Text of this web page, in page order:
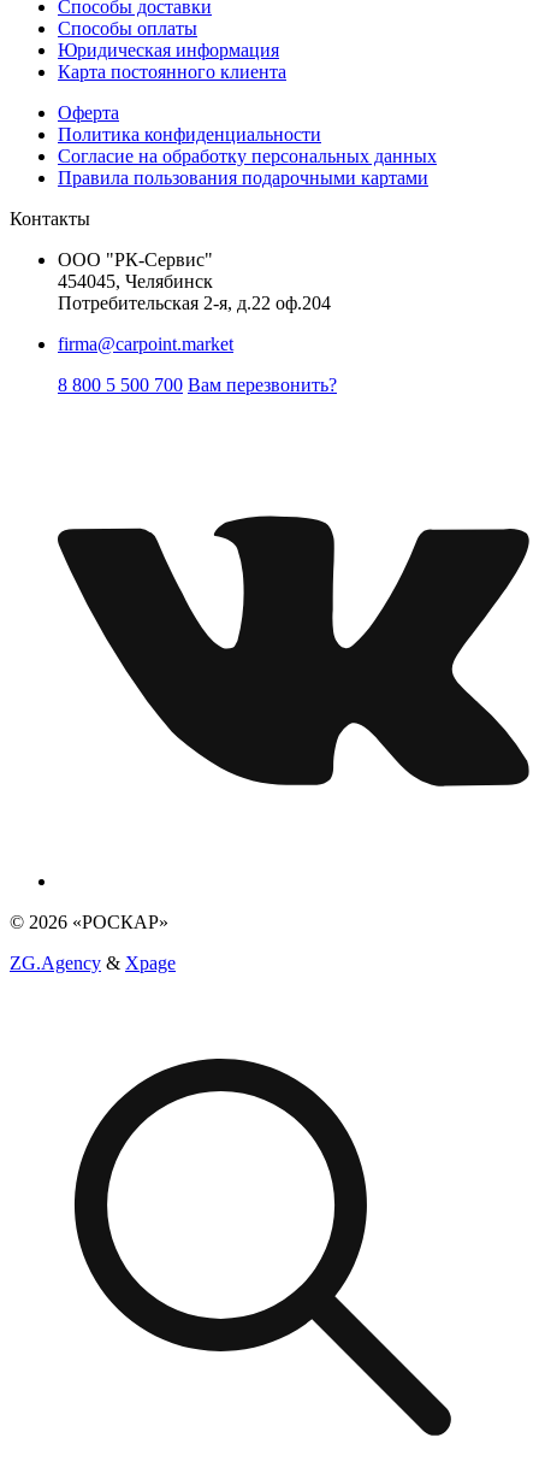
Способы доставки
Способы оплаты
Юридическая информация
Карта постоянного клиента
Оферта
Политика конфиденциальности
Согласие на обработку персональных данных
Правила пользования подарочными картами
Контакты
ООО "РК-Сервис"
454045, Челябинск
Потребительская 2-я, д.22 оф.204
firma@carpoint.market
8 800 5 500 700 Вам перезвонить?
© 2026 «РОСКАР»
ZG.Agency & Xpage